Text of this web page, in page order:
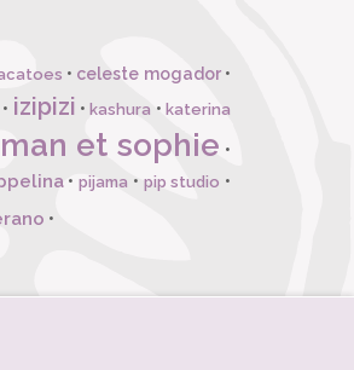
• celeste mogador•
• izipizi •kashura •katerina
et sophie •
•pijama • pip studio •
•